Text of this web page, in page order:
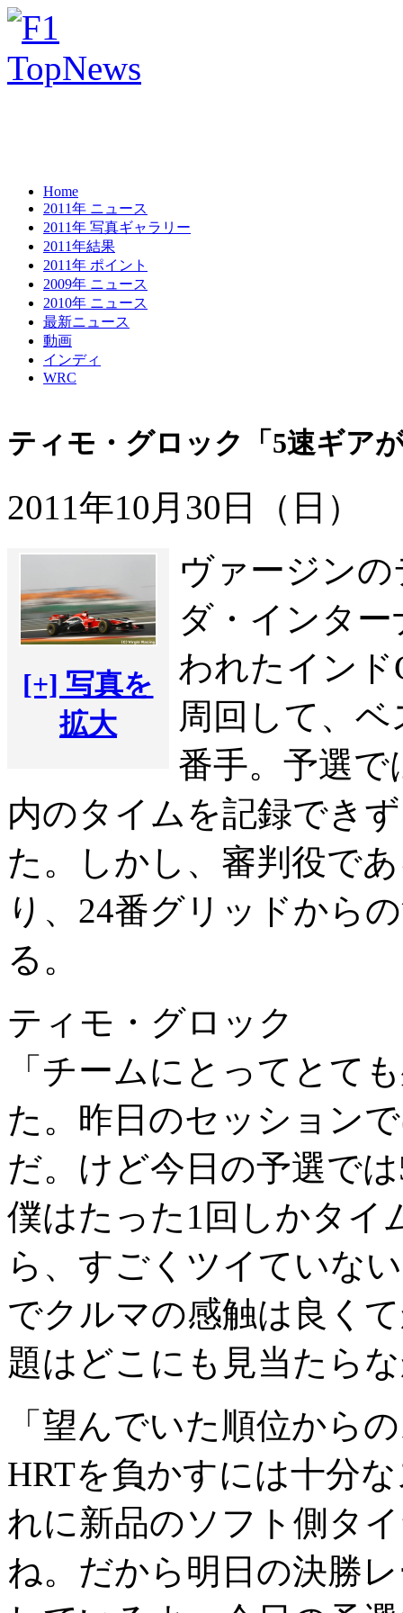
Home
2011年 ニュース
2011年 写真ギャラリー
2011年結果
2011年 ポイント
2009年 ニュース
2010年 ニュース
最新ニュース
動画
インディ
WRC
ティモ・グロック「5速ギア
2011年10月30日（日）
[+] 写真を
拡大
ヴァージン
ダ・インタ
われたインド
周回して、ベ
番手。予選で
内のタイムを記録でき
た。しかし、審判役で
り、24番グリッドから
る。
ティモ・グロック
「チームにとってとて
た。昨日のセッション
だ。けど今日の予選で
僕はたった1回しかタイ
ら、すごくツイていな
でクルマの感触は良く
題はどこにも見当たら
「望んでいた順位から
HRTを負かすには十分
れに新品のソフト側タ
ね。だから明日の決勝